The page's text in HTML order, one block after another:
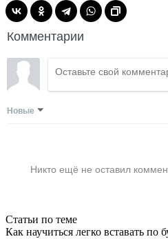
Комментарии
Новые
Никто ещё не оставил
Статьи по теме
Как научиться легко вставать по